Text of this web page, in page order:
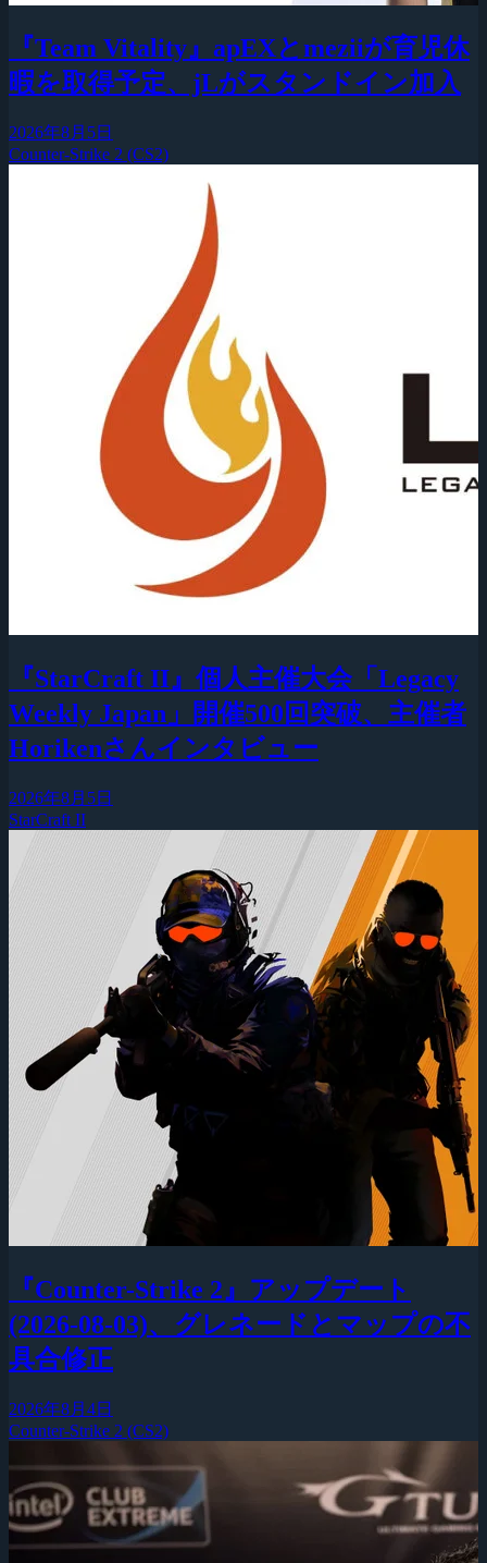
『Team Vitality』apEXとmeziiが育児休
暇を取得予定、jLがスタンドイン加入
2026年8月5日
Counter-Strike 2 (CS2)
『StarCraft II』個人主催大会「Legacy
Weekly Japan」開催500回突破、主催者
Horikenさんインタビュー
2026年8月5日
StarCraft II
『Counter-Strike 2』アップデート
(2026-08-03)、グレネードとマップの不
具合修正
2026年8月4日
Counter-Strike 2 (CS2)